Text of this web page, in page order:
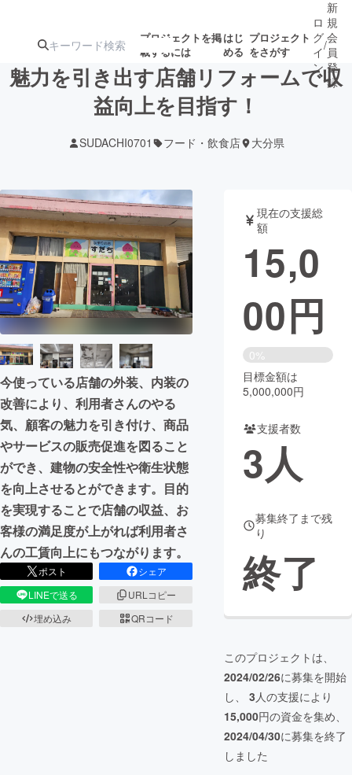
プロジェクトを掲
載するには
はじ
める
プロジェクト
をさがす
ターン
ジェクト
募集終了が近いプ
ロジェクト
されます
アート・写真 音楽
テクノロジー・ガジェット ゲーム・
映像・映画 書籍・雑誌
ビジネス・起業 チャレンジ
まちづくり・地域活性化
CAMPFIRE for Social Good
CAMPFIRE Creation
CAMPFIREふるさと納税machi-ya コミュニティ
ロ
グ
イ
ン
/
新
規
会
員
登
録
魅力を引き出す店舗リフォームで収
益向上を目指す！
SUDACHI0701 フード・飲食店 大分県
今使っている店舗の外装、内装の
改善により、利用者さんのやる
気、顧客の魅力を引き付け、商品
やサービスの販売促進を図ること
ができ、建物の安全性や衛生状態
を向上させるとができます。目的
を実現することで店舗の収益、お
客様の満足度が上がれば利用者さ
んの工賃向上にもつながります。
ポスト
シェア
LINEで送る
URLコピー
埋め込み
QRコード
現在の支援総
額
15,0
00円
0%
目標金額は
5,000,000円
支援者数
3人
募集終了まで残
り
終了
このプロジェクトは、
2024/02/26に募集を開始
し、 3人の支援により
15,000円の資金を集め、
2024/04/30に募集を終了
しました